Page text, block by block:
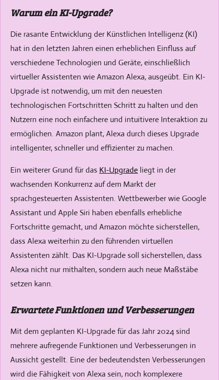
c
a
p
t
s
s
e
Warum ein KI-Upgrade?
Die rasante Entwicklung der Künstlichen Intelligenz (KI)
hat in den letzten Jahren einen erheblichen Einfluss auf
verschiedene Technologien und Geräte, einschließlich
virtueller Assistenten wie Amazon Alexa, ausgeübt. Ein KI-
Upgrade ist notwendig, um mit den neuesten
technologischen Fortschritten Schritt zu halten und den
Nutzern eine noch einfachere und intuitivere Interaktion zu
ermöglichen. Amazon plant, Alexa durch dieses Upgrade
intelligenter, schneller und effizienter zu machen.
Ein weiterer Grund für das KI-Upgrade liegt in der
wachsenden Konkurrenz auf dem Markt der
sprachgesteuerten Assistenten. Wettbewerber wie Google
Assistant und Apple Siri haben ebenfalls erhebliche
Fortschritte gemacht, und Amazon möchte sicherstellen,
dass Alexa weiterhin zu den führenden virtuellen
Assistenten zählt. Das KI-Upgrade soll sicherstellen, dass
Alexa nicht nur mithalten, sondern auch neue Maßstäbe
setzen kann.
Erwartete Funktionen und Verbesserungen
Mit dem geplanten KI-Upgrade für das Jahr 2024 sind
mehrere aufregende Funktionen und Verbesserungen in
Aussicht gestellt. Eine der bedeutendsten Verbesserungen
wird die Fähigkeit von Alexa sein, noch komplexere